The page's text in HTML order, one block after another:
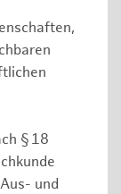
§ 18
und